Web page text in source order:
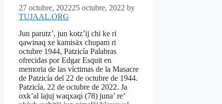
27 octubre, 202225 octubre, 2022 by
TUJAAL.ORG
Jun parutz’, jun kotz’ij chi ke ri
qawinaq xe kamisäx chupam ri
octubre 1944, Patzicía Palabras
ofrecidas por Edgar Esquit en
memoria de las víctimas de la Masacre
de Patzicía del 22 de octubre de 1944.
Patzicía, 22 de octubre de 2022. Ja
oxk’al lajuj waqxaqi (78) juna’ re’